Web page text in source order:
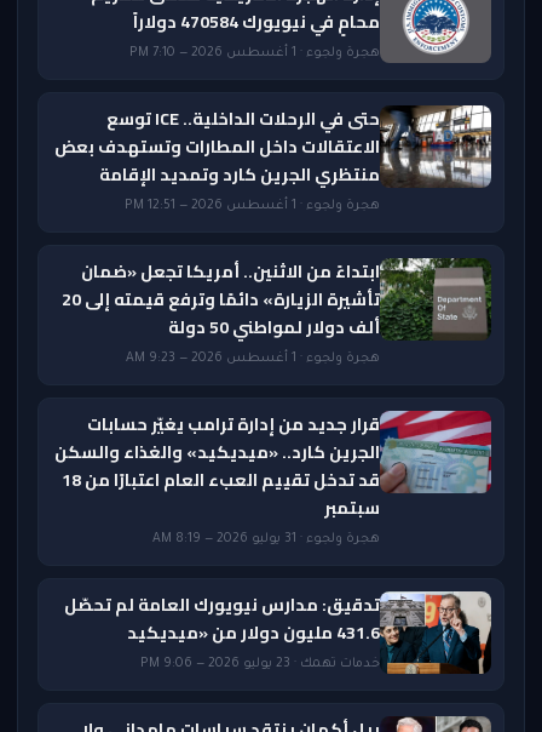
محامٍ في نيويورك 470584 دولاراً
هجرة ولجوء · 1 أغسطس 2026 — 7:10 PM
حتى في الرحلات الداخلية.. ICE توسع
الاعتقالات داخل المطارات وتستهدف بعض
منتظري الجرين كارد وتمديد الإقامة
هجرة ولجوء · 1 أغسطس 2026 — 12:51 PM
ابتداءً من الاثنين.. أمريكا تجعل «ضمان
تأشيرة الزيارة» دائمًا وترفع قيمته إلى 20
ألف دولار لمواطني 50 دولة
هجرة ولجوء · 1 أغسطس 2026 — 9:23 AM
قرار جديد من إدارة ترامب يغيّر حسابات
الجرين كارد.. «ميديكيد» والغذاء والسكن
قد تدخل تقييم العبء العام اعتبارًا من 18
سبتمبر
هجرة ولجوء · 31 يوليو 2026 — 8:19 AM
تدقيق: مدارس نيويورك العامة لم تحصّل
431.6 مليون دولار من «ميديكيد
خدمات تهمك · 23 يوليو 2026 — 9:06 PM